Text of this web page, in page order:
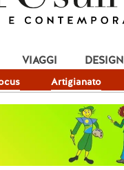
Artigianato
VIAGGI DESIGN